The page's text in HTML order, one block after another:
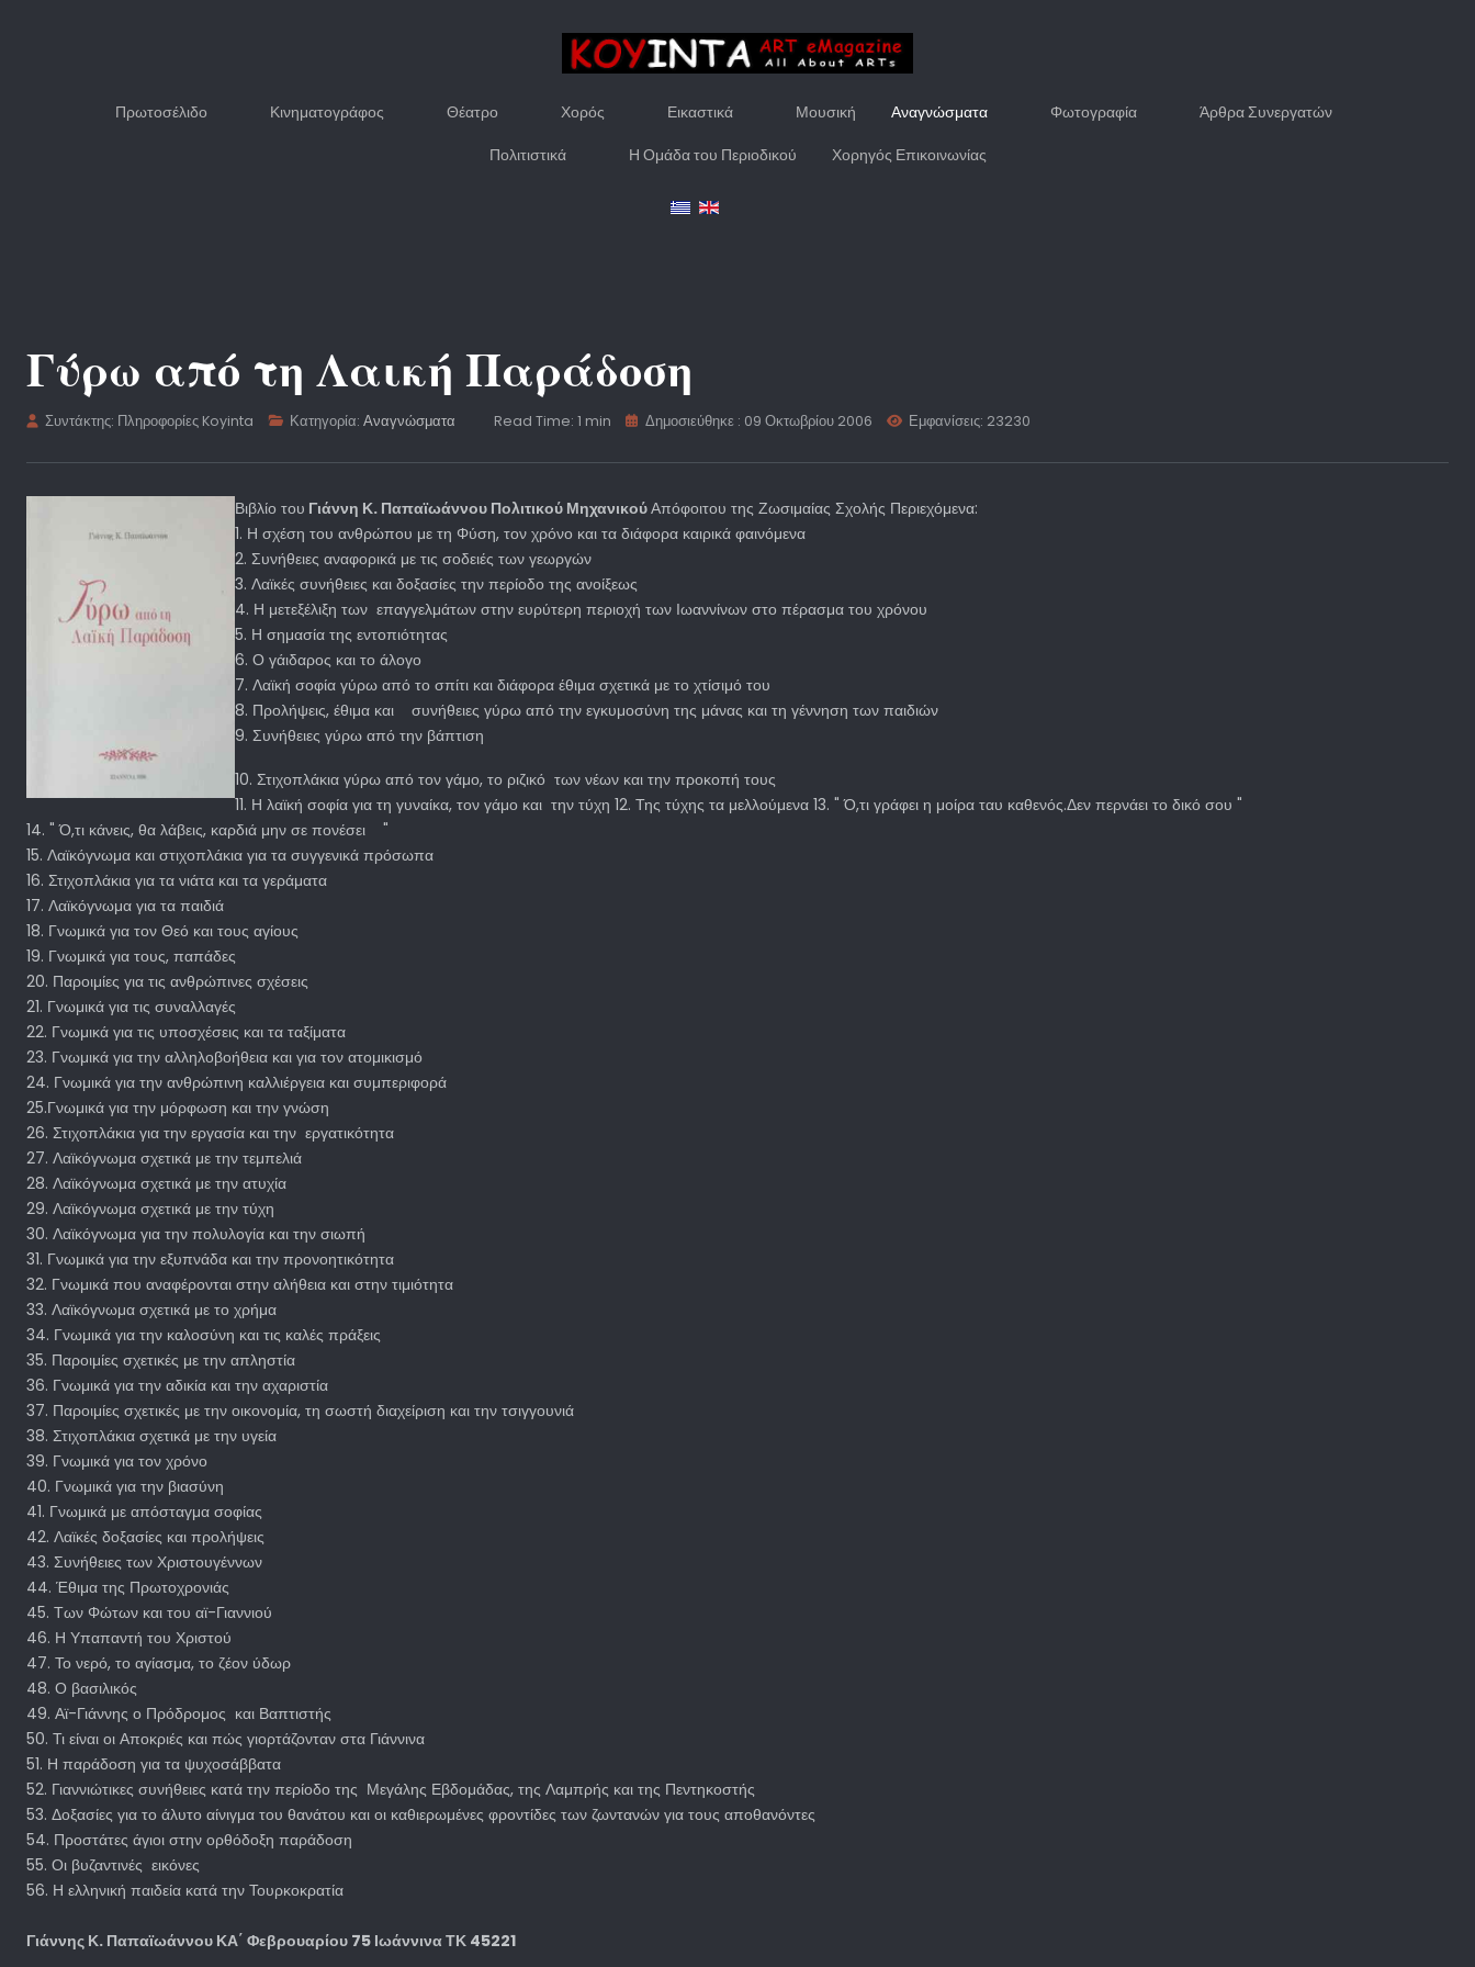
Πρωτοσέλιδο Κινηματογράφος Θέατρο Χορός Εικαστικά Μουσική Αναγνώσματα Φωτογραφία Άρθρα Συνεργατών
Πολιτιστικά Η Ομάδα του Περιοδικού Χορηγός Επικοινωνίας
Γύρω από τη Λαική Παράδοση
Συντάκτης: Πληροφορίες Koyinta Κατηγορία:Αναγνώσματα Read Time: 1 min Δημοσιεύθηκε : 09 Οκτωβρίου 2006 Εμφανίσεις: 23230
Βιβλίο του Γιάννη Κ. Παπαϊωάννου Πολιτικού ΜηχανικούΑπόφοιτου της Ζωσιμαίας Σχολής Περιεχόμενα:
1. Η σχέση του ανθρώπου με τη Φύση, τον χρόνο και τα διάφορα καιρικά φαινόμενα
2. Συνήθειες αναφορικά με τις σοδειές των γεωργών
3. Λαϊκές συνήθειες και δοξασίες την περίοδο της ανοίξεως
4. Η μετεξέλιξη των επαγγελμάτων στην ευρύτερη περιοχή των Ιωαννίνων στο πέρασμα του χρόνου
5. Η σημασία της εντοπιότητας
6. Ο γάιδαρος και το άλογο
7. Λαϊκή σοφία γύρω από το σπίτι και διάφορα έθιμα σχετικά με το χτίσιμό του
8. Προλήψεις, έθιμα και συνήθειες γύρω από την εγκυμοσύνη της μάνας και τη γέννηση των παιδιών
9. Συνήθειες γύρω από την βάπτιση
10. Στιχοπλάκια γύρω από τον γάμο, το ριζικό των νέων και την προκοπή τους
11. Η λαϊκή σοφία για τη γυναίκα, τον γάμο και την τύχη 12. Της τύχης τα μελλούμενα 13. " Ό,τι γράφει η μοίρα ταυ καθενός.Δεν περνάει το δικό σου "
14. " Ό,τι κάνεις, θα λάβεις, καρδιά μην σε πονέσει "
15. Λαϊκόγνωμα και στιχοπλάκια για τα συγγενικά πρόσωπα
16. Στιχοπλάκια για τα νιάτα και τα γεράματα
17. Λαϊκόγνωμα για τα παιδιά
18. Γνωμικά για τον Θεό και τους αγίους
19. Γνωμικά για τους, παπάδες
20. Παροιμίες για τις ανθρώπινες σχέσεις
21. Γνωμικά για τις συναλλαγές
22. Γνωμικά για τις υποσχέσεις και τα ταξίματα
23. Γνωμικά για την αλληλοβοήθεια και για τον ατομικισμό
24. Γνωμικά για την ανθρώπινη καλλιέργεια και συμπεριφορά
25.Γνωμικά για την μόρφωση και την γνώση
26. Στιχοπλάκια για την εργασία και την εργατικότητα
27. Λαϊκόγνωμα σχετικά με την τεμπελιά
28. Λαϊκόγνωμα σχετικά με την ατυχία
29. Λαϊκόγνωμα σχετικά με την τύχη
30. Λαϊκόγνωμα για την πολυλογία και την σιωπή
31. Γνωμικά για την εξυπνάδα και την προνοητικότητα
32. Γνωμικά που αναφέρονται στην αλήθεια και στην τιμιότητα
33. Λαϊκόγνωμα σχετικά με το χρήμα
34. Γνωμικά για την καλοσύνη και τις καλές πράξεις
35. Παροιμίες σχετικές με την απληστία
36. Γνωμικά για την αδικία και την αχαριστία
37. Παροιμίες σχετικές με την οικονομία, τη σωστή διαχείριση και την τσιγγουνιά
38. Στιχοπλάκια σχετικά με την υγεία
39. Γνωμικά για τον χρόνο
40. Γνωμικά για την βιασύνη
41. Γνωμικά με απόσταγμα σοφίας
42. Λαϊκές δοξασίες και προλήψεις
43. Συνήθειες των Χριστουγέννων
44. Έθιμα της Πρωτοχρονιάς
45. Των Φώτων και του αϊ-Γιαννιού
46. Η Υπαπαντή του Χριστού
47. Το νερό, το αγίασμα, το ζέον ύδωρ
48. Ο βασιλικός
49. Αϊ-Γιάννης ο Πρόδρομος και Βαπτιστής
50. Τι είναι οι Αποκριές και πώς γιορτάζονταν στα Γιάννινα
51. Η παράδοση για τα ψυχοσάββατα
52. Γιαννιώτικες συνήθειες κατά την περίοδο της Μεγάλης Εβδομάδας, της Λαμπρής και της Πεντηκοστής
53. Δοξασίες για το άλυτο αίνιγμα του θανάτου και οι καθιερωμένες φροντίδες των ζωντανών για τους αποθανόντες
54. Προστάτες άγιοι στην ορθόδοξη παράδοση
55. Οι βυζαντινές εικόνες
56. Η ελληνική παιδεία κατά την Τουρκοκρατία
Γιάννης Κ. Παπαϊωάννου ΚΑ΄ Φεβρουαρίου 75 Ιωάννινα ΤΚ 45221